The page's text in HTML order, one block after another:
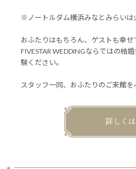
※ノートルダム横浜みなとみらいは
おふたりはもちろん、ゲストも幸せ
FIVESTAR WEDDINGならではの結
験ください。
スタッフ一同、おふたりのご来館
詳しく